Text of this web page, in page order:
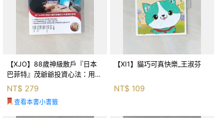
【XJO】88歲神級散戶『日本
巴菲特』茂爺爺投資心法：用
「126法則」滾出18億円資產的
69年股海交易術_藤本茂, 賴惠
鈴
NT$ 279
查看本書小書籤
【XI1】貓巧可真快樂_王淑芬
NT$ 109